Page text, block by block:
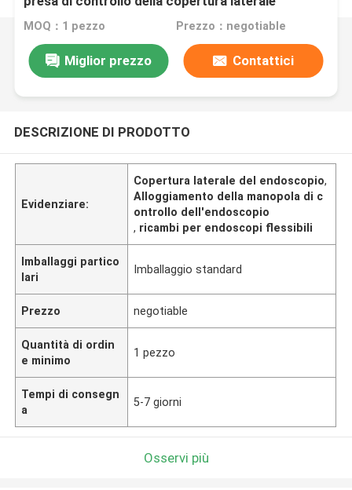
endoscopica
MOQ：1 pezzo Prezzo：negotiable
Miglior prezzo Contattici
DESCRIZIONE DI PRODOTTO
Evidenziare:
Copertura laterale del endoscopio,
Alloggiamento della manopola di c
ontrollo dell'endoscopio
, ricambi per endoscopi flessibili
Imballaggi partico
lari
Imballaggio standard
Prezzo negotiable
Quantità di ordin
e minimo
1 pezzo
Tempi di consegn
a
5-7 giorni
Osservi più